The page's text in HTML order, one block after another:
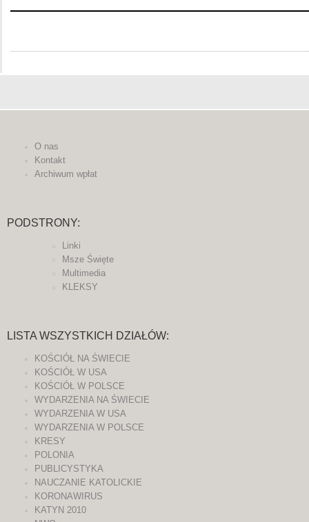
O nas
Kontakt
Archiwum wpłat
PODSTRONY:
Linki
Msze Święte
Multimedia
KLEKSY
LISTA WSZYSTKICH DZIAŁÓW:
KOŚCIÓŁ NA ŚWIECIE
KOŚCIÓŁ W USA
KOŚCIÓŁ W POLSCE
WYDARZENIA NA ŚWIECIE
WYDARZENIA W USA
WYDARZENIA W POLSCE
KRESY
POLONIA
PUBLICYSTYKA
NAUCZANIE KATOLICKIE
KORONAWIRUS
KATYN 2010